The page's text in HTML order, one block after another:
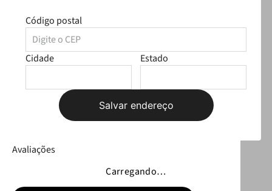
Código postal
Cidade Estado
Salvar endereço
Chaveiro Petite Jolie Ouro PJ20195
Leveos2produtospor
Selecione o tamanho
Avaliações
Carregando…